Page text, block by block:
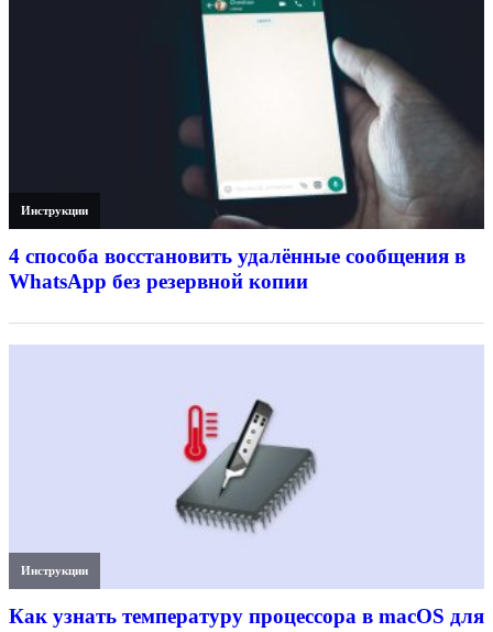
Инструкции
4 способа восстановить удалённые сообщения в
WhatsApp без резервной копии
Инструкции
Как узнать температуру процессора в macOS для